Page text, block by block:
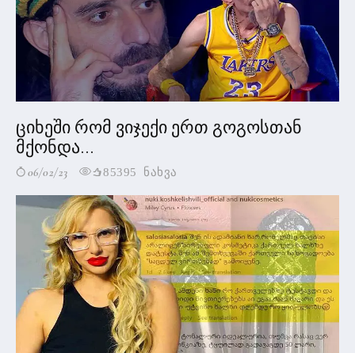
ციხეში რომ ვიჯექი ერთ გოგოსთან
მქონდა...
06/02/23 85395 ნახვა